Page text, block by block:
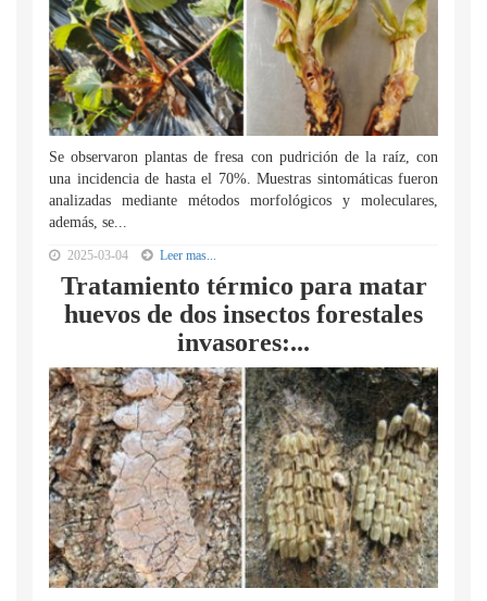
Se observaron plantas de fresa con pudrición de la raíz, con
una incidencia de hasta el 70%. Muestras sintomáticas fueron
analizadas mediante métodos morfológicos y moleculares,
además, se...
2025-03-04 Leer mas...
Tratamiento térmico para matar
huevos de dos insectos forestales
invasores:...